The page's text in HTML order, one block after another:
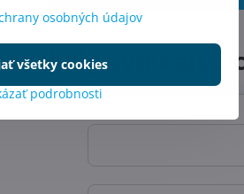
škály
osobných údajov
podrobnosti
všetky cookies